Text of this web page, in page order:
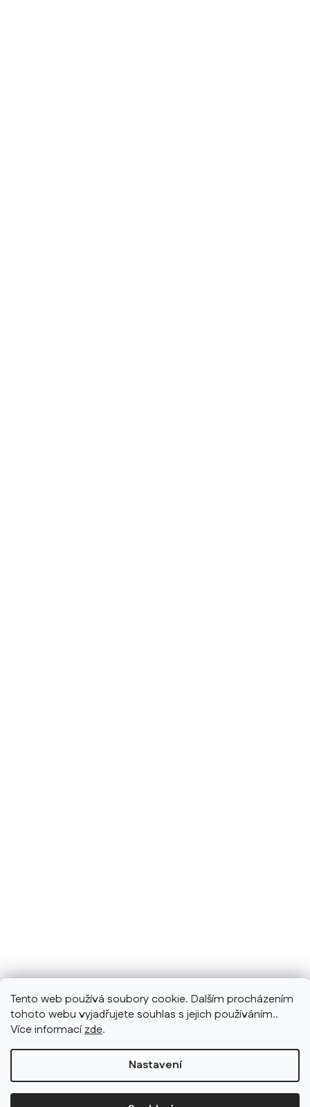
Tento web používá soubory cookie. Dalším procházením
tohoto webu vyjadřujete souhlas s jejich používáním..
Více informacízde.
Nastavení